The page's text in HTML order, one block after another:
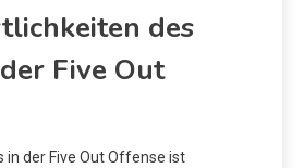
des
Five Out
in der Five Out Offense ist